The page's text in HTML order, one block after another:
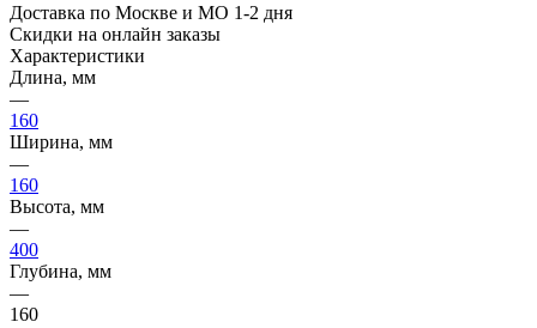
Доставка по Москве и МО 1-2 дня
Скидки на онлайн заказы
Характеристики
Длина, мм
—
160
Ширина, мм
—
160
Высота, мм
—
400
Глубина, мм
—
160